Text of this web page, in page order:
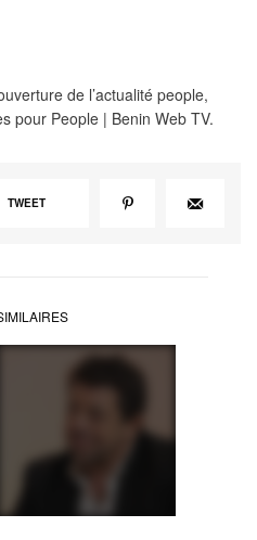
de l’actualité people,
pour People | Benin Web TV.
TWEET